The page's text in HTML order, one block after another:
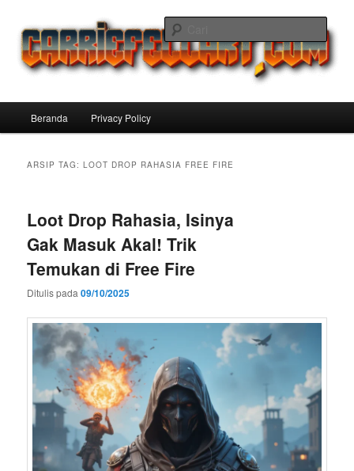
konten
utama
konten
sekunderCarriefellart Pilihan Terbaik Game
Offline Android 2025 yang Wajib
Kamu Coba
Cari
Beranda Privacy Policy
ARSIP TAG:LOOT DROP RAHASIA FREE FIRE
Loot Drop Rahasia, Isinya
Gak Masuk Akal! Trik
Temukan di Free Fire
Ditulis pada09/10/2025